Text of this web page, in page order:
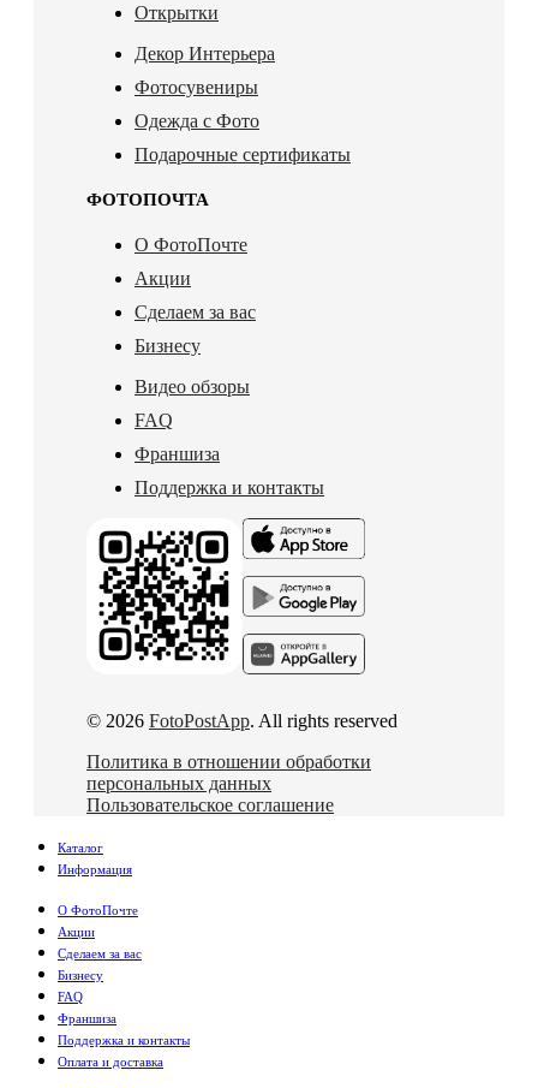
Открытки
Декор Интерьера
Фотосувениры
Одежда с Фото
Подарочные сертификаты
ФОТОПОЧТА
О ФотоПочте
Акции
Сделаем за вас
Бизнесу
Видео обзоры
FAQ
Франшиза
Поддержка и контакты
© 2026 FotoPostApp. All rights reserved
Политика в отношении обработки
персональных данных
Пользовательское соглашение
Каталог
Информация
О ФотоПочте
Акции
Сделаем за вас
Бизнесу
FAQ
Франшиза
Поддержка и контакты
Оплата и доставка